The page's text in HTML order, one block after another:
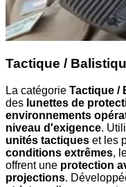
Tactique /
La catégorie Tactique /
des lunettes de
environnements
niveau d'exigence.
unités tactiques et les
conditions extrêmes,
offrent une protection
projections.